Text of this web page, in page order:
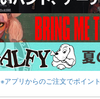
※アプリからのご注文でポイント